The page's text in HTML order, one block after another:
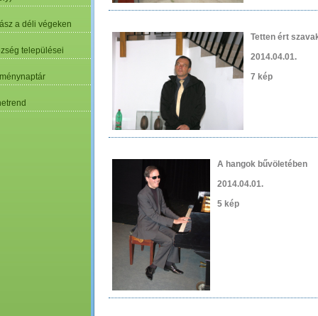
a déli végeken
települései
Tetten ért
2014.04.01.
7 kép
A hangok bűvöletében
2014.04.01.
5 kép